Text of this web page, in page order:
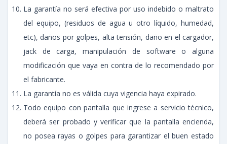
La garantía no será efectiva por uso indebido o maltrato
del equipo, (residuos de agua u otro líquido, humedad,
etc), daños por golpes, alta tensión, daño en el cargador,
jack de carga, manipulación de software o alguna
modificación que vaya en contra de lo recomendado por
el fabricante.
La garantía no es válida cuya vigencia haya expirado.
Todo equipo con pantalla que ingrese a servicio técnico,
deberá ser probado y verificar que la pantalla encienda,
no posea rayas o golpes para garantizar el buen estado